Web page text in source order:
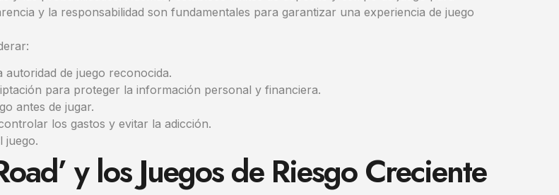
y la responsabilidad son fundamentales para garantizar una experiencia de juego
de juego reconocida.
para proteger la información personal y financiera.
antes de jugar.
los gastos y evitar la adicción.
juego.
y los Juegos de Riesgo Creciente